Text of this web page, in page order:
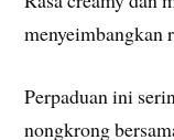
menyeimbangkan
Perpaduan ini
nongkrong